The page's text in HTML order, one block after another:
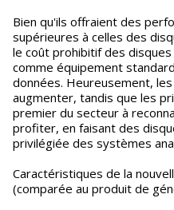
Bien qu'ils offraient des
supérieures à celles des
le coût prohibitif des
comme équipement
données. Heureusement,
augmenter, tandis que les
premier du secteur à
profiter, en faisant des
privilégiée des systèmes
Caractéristiques de la
(comparée au produit de